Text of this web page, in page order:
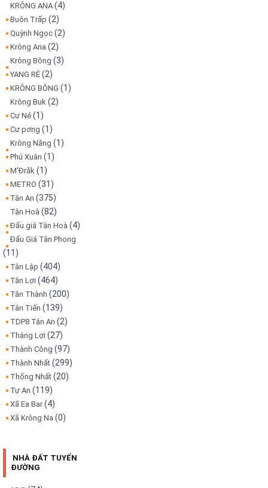
KRÔNG ANA (4)
Buôn Trấp (2)
Quỳnh Ngọc (2)
Krông Ana (2)
Krông Bông (3)
YANG RÉ (2)
KRÔNG BÔNG (1)
Krông Buk (2)
Cư Né (1)
Cư pơng (1)
Krông Năng (1)
Phú Xuân (1)
M'Đrăk (1)
METRO (31)
Tân An (375)
Tân Hoà (82)
Đấu giá Tân Hoà (4)
Đấu Giá Tân Phong
(11)
Tân Lập (404)
Tân Lợi (464)
Tân Thành (200)
Tân Tiến (139)
TDP8 Tân An (2)
Thắng Lợi (27)
Thành Công (97)
Thành Nhất (299)
Thống Nhất (20)
Tự An (119)
Xã Ea Bar(4)
Xã Krông Na (0)
NHÀ ĐẤT TUYẾN
ĐƯỜNG